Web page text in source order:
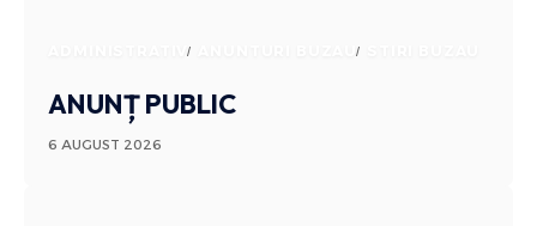
ADMINISTRATIV ANUNTURI BUZAU
ANUNȚ PUBLIC
6 AUGUST 2026